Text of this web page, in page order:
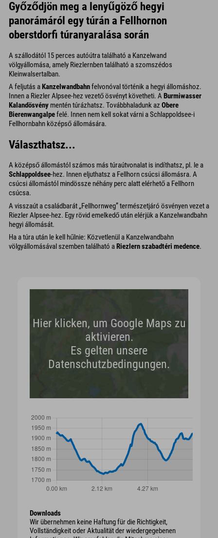
Győződjön meg a lenyűgöző hegyi
panorámáról egy túrán a Fellhornon
oberstdorfi túranyaralása során
A szállodától 15 perces autóútra található a Kanzelwand
völgyállomása, amely Riezlernben található a szomszédos
Kleinwalsertalban.
A feljutás aKanzelwandbahnfelvonóval történik a hegyi állomáshoz.
Innen a Riezler Alpsee-hez vezető ösvényt követheti. ABurmiwasser
Kalandösvény mentén túrázhatsz. Továbbhaladunk az Obere
Bierenwangalpefelé. Innen nem kell sokat várni a Schlappoldsee-i
Fellhornbahn középső állomására.
Választhatsz...
A középső állomástól számos más túraútvonalat is indíthatsz, pl. le a
Schlappoldsee-hez. Innen eljuthatsz a Fellhorn csúcsi állomásra. A
csúcsi állomástól mindössze néhány perc alatt elérhető a Fellhorn
csúcsa.
A visszaút a családbarát „Fellhornweg” természetjáró ösvényen vezet a
Riezler Alpsee-hez. Egy rövid emelkedő után elérjük a Kanzelwandbahn
hegyi állomását.
Ha a túra után le kell hűlnie: Közvetlenül a Kanzelwandbahn
völgyállomásával szemben található a Riezlern szabadtéri medence.
Hier klicken, um Google Maps zu
aktivieren.
Es gelten unsere
Datenschutzbedingungen.
Downloads
Wir übernehmen keine Haftung für die Richtigkeit,
Vollständigkeit oder Aktualität der wiedergegebenen